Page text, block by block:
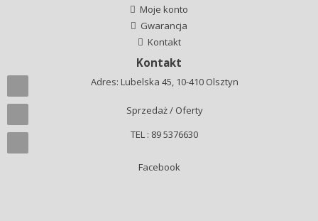
Moje konto
Gwarancja
Kontakt
Kontakt
Adres: Lubelska 45, 10-410 Olsztyn
Sprzedaż / Oferty
TEL : 89 5376630
Facebook